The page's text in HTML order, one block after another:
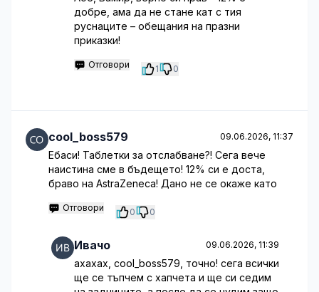
добре, ама да не стане кат с тия
руснаците – обещания на празни
приказки!
Отговори 1 0
cool_boss579 09.06.2026, 11:37
Ебаси! Таблетки за отслабване?! Сега вече
наистина сме в бъдещето! 12% си е доста,
браво на AstraZeneca! Дано не се окаже като
Отговори 0 0
Ивачо 09.06.2026, 11:39
ахахах, cool_boss579, точно! сега всички
ще се тъпчем с хапчета и ще си седим